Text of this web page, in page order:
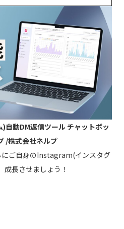
動DM返信ツール チャットボッ
/株式会社ネルプ
にご自身のInstagram(インスタグ
長させましょう！